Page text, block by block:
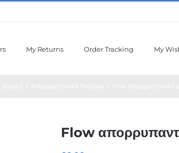
My Returns Order Tracking My
Flow